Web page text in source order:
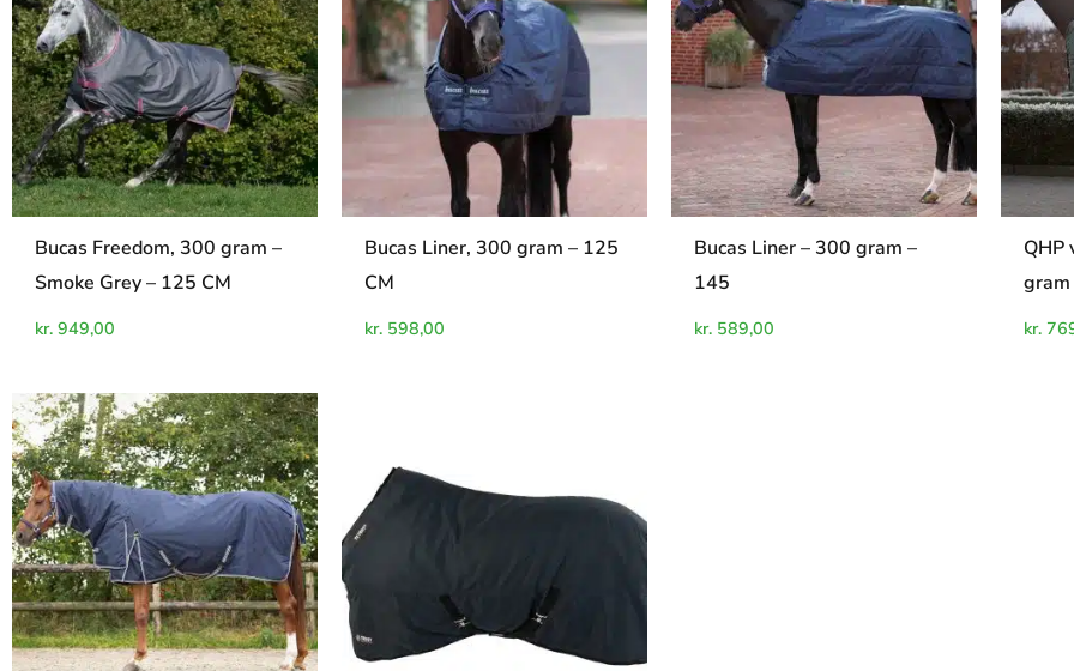
Bucas Freedom, 300 gram –
Smoke Grey – 125 CM
kr. 949,00
Bucas Liner, 300 gram – 125
CM
kr. 598,00
Bucas Liner – 300 gram –
145
kr. 589,00
QHP
gram
kr.